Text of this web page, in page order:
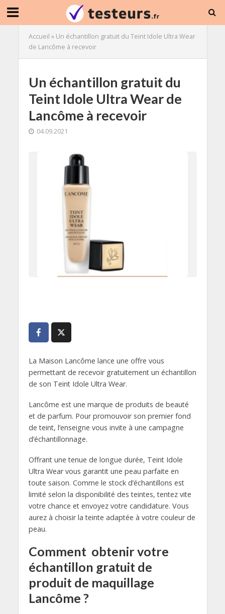
Accueil » Un échantillon gratuit du Teint Idole Ultra Wear
de Lancôme à recevoir
Un échantillon gratuit du
Teint Idole Ultra Wear de
Lancôme à recevoir
04.09.2021
La Maison Lancôme lance une offre vous
permettant de recevoir gratuitement un échantillon
de son Teint Idole Ultra Wear.
Lancôme est une marque de produits de beauté
et de parfum. Pour promouvoir son premier fond
de teint, l’enseigne vous invite à une campagne
d’échantillonnage.
Offrant une tenue de longue durée, Teint Idole
Ultra Wear vous garantit une peau parfaite en
toute saison. Comme le stock d’échantillons est
limité selon la disponibilité des teintes, tentez vite
votre chance et envoyez votre candidature. Vous
aurez à choisir la teinte adaptée à votre couleur de
peau.
Comment obtenir votre
échantillon gratuit de
produit de maquillage
Lancôme ?